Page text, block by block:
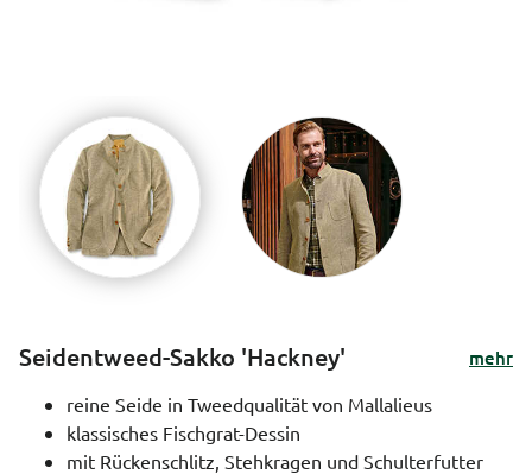
Seidentweed-Sakko 'Hackney'
mehr
reine Seide in Tweedqualität von Mallalieus
klassisches Fischgrat-Dessin
mit Rückenschlitz, Stehkragen und Schulterfutter